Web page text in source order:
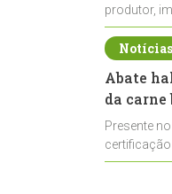
produtor,
de leite cru
Abate
da
Presente